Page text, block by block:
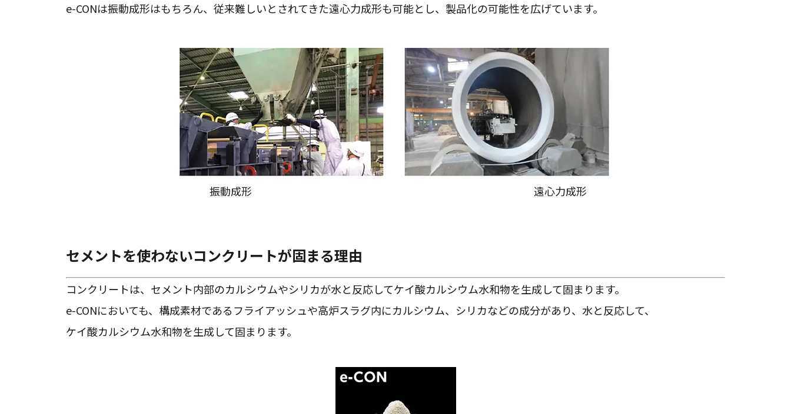
e-CONは振動成形はもちろん、従来難しいとされてきた遠心力成形も可能とし、製品化の可能性を広げています。
振動成形 遠心力成形
セメントを使わないコンクリートが固まる理由
コンクリートは、セメント内部のカルシウムやシリカが水と反応してケイ酸カルシウム水和物を生成して固まります。
e-CONにおいても、構成素材であるフライアッシュや高炉スラグ内にカルシウム、シリカなどの成分があり、水と反応して、
ケイ酸カルシウム水和物を生成して固まります。